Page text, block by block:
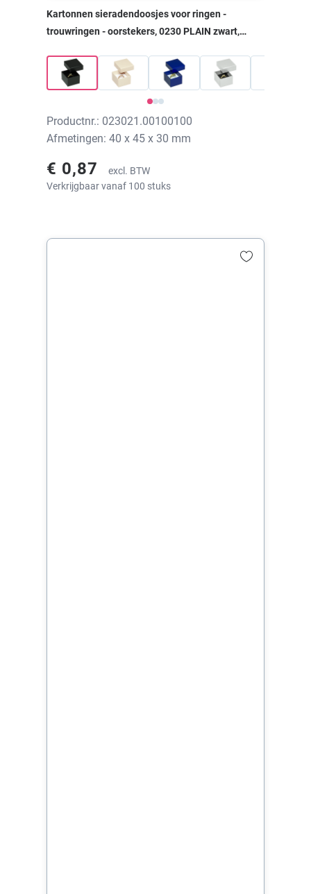
Kartonnen sieradendoosjes voor ringen -
trouwringen - oorstekers, 0230 PLAIN zwart,
Productnr.: 023021.00100100
Afmetingen: 40 x 45 x 30 mm
€ 0,87
excl. BTW
Verkrijgbaar vanaf 100 stuks